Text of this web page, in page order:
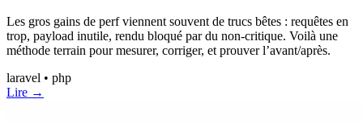
Les gros gains de perf viennent souvent de trucs bêtes : requêtes en
trop, payload inutile, rendu bloqué par du non-critique. Voilà une
méthode terrain pour mesurer, corriger, et prouver l’avant/après.
laravel • php
Lire →